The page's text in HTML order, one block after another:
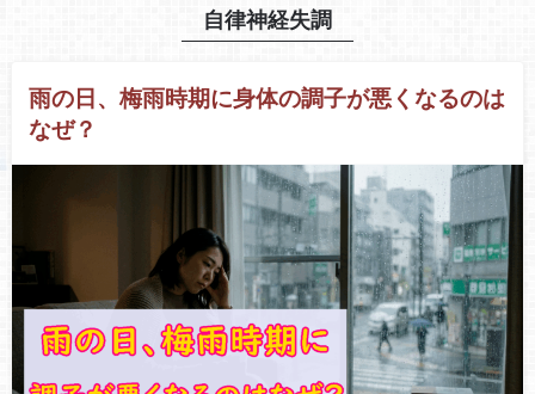
自律神経失調
雨の日、梅雨時期に身体の調子が悪くなるのは
なぜ？